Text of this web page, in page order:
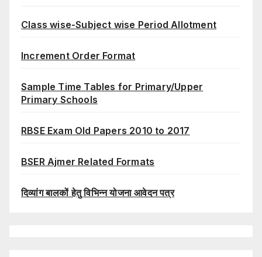
Class wise-Subject wise Period Allotment
Increment Order Format
Sample Time Tables for Primary/Upper
Primary Schools
RBSE Exam Old Papers 2010 to 2017
BSER Ajmer Related Formats
दिव्यांग बालकों हेतु विभिन्न योजना आवेदन पत्र